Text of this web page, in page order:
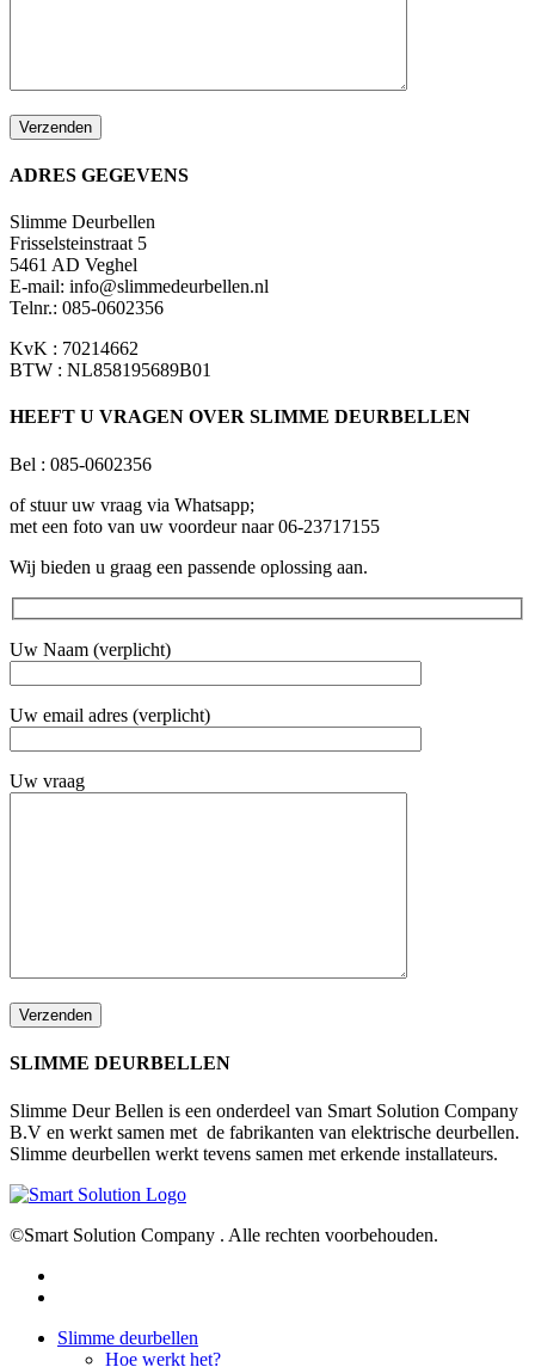
ADRES GEGEVENS
Slimme Deurbellen
Frisselsteinstraat 5
5461 AD Veghel
E-mail: info@slimmedeurbellen.nl
Telnr.: 085-0602356
KvK : 70214662
BTW : NL858195689B01
HEEFT U VRAGEN OVER SLIMME DEURBELLEN
Bel : 085-0602356
of stuur uw vraag via Whatsapp;
met een foto van uw voordeur naar 06-23717155
Wij bieden u graag een passende oplossing aan.
Uw Naam (verplicht)
Uw email adres (verplicht)
Uw vraag
SLIMME DEURBELLEN
Slimme Deur Bellen is een onderdeel van Smart Solution Company
B.V en werkt samen met de fabrikanten van elektrische deurbellen.
Slimme deurbellen werkt tevens samen met erkende installateurs.
©Smart Solution Company . Alle rechten voorbehouden.
Close
Slimme deurbellen
Hoe werkt het?